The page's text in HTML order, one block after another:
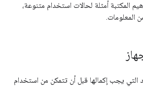
المكتبة أمثلة لحالات استخدام متنوعة،
المعلومات.
يجب إكمالها قبل أن تتمكن من استخدام